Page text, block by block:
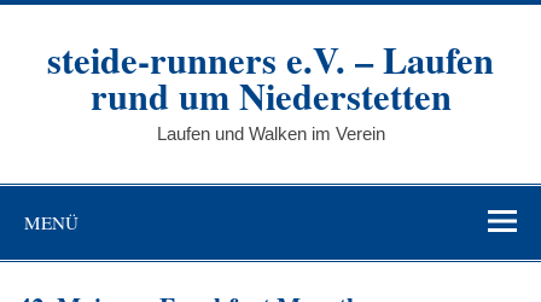
Zum
steide-runners e.V. – Laufen
rund um Niederstetten
Laufen und Walken im Verein
MENÜ